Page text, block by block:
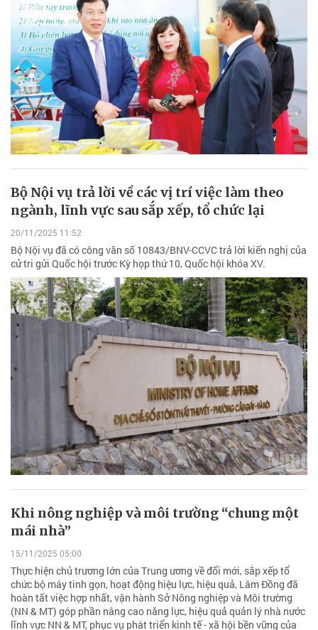
Bộ Nội vụ trả lời về các vị trí việc làm theo
ngành, lĩnh vực sau sắp xếp, tổ chức lại
20/11/2025 11:52
Bộ Nội vụ đã có công văn số 10843/BNV-CCVC trả lời kiến nghị của
cử tri gửi Quốc hội trước Kỳ họp thứ 10, Quốc hội khóa XV.
Khi nông nghiệp và môi trường “chung một
mái nhà”
15/11/2025 05:00
Thực hiện chủ trương lớn của Trung ương về đổi mới, sắp xếp tổ
chức bộ máy tinh gọn, hoạt động hiệu lực, hiệu quả, Lâm Đồng đã
hoàn tất việc hợp nhất, vận hành Sở Nông nghiệp và Môi trường
(NN & MT) góp phần nâng cao năng lực, hiệu quả quản lý nhà nước
lĩnh vực NN & MT, phục vụ phát triển kinh tế - xã hội bền vững của